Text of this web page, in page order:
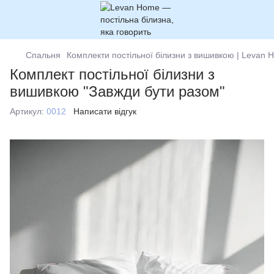
Спальня Комплекти постільної білизни з вишивкою | Levan
Комплект постільної білизни з
вишивкою "Завжди бути разом"
Артикул: 0012 Написати відгук